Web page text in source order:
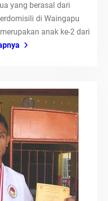
yang berasal dari
di Waingapu
anak ke-2 dari